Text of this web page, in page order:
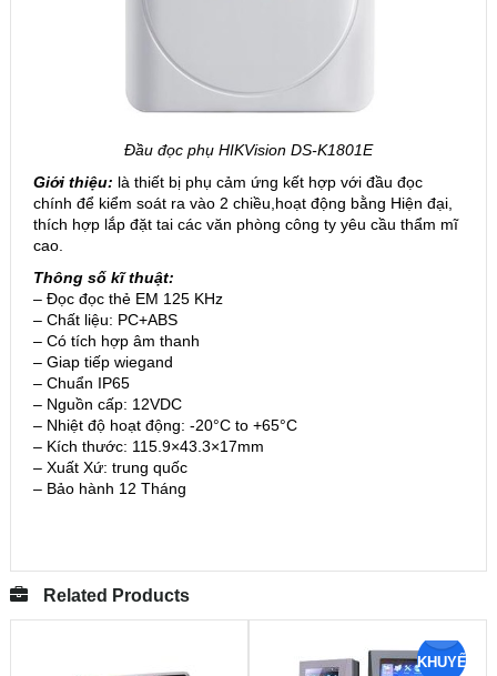
Đầu đọc phụ HIKVision DS-K1801E
Giới thiệu: là thiết bị phụ cảm ứng kết hợp với đầu đọc
chính để kiểm soát ra vào 2 chiều,hoạt động bằng Hiện đại,
thích hợp lắp đặt tai các văn phòng công ty yêu cầu thẩm mĩ
cao.
Thông số kĩ thuật:
– Đọc đọc thẻ EM 125 KHz
– Chất liệu: PC+ABS
– Có tích hợp âm thanh
– Giap tiếp wiegand
– Chuẩn IP65
– Nguồn cấp: 12VDC
– Nhiệt độ hoạt động: -20°C to +65°C
– Kích thước: 115.9×43.3×17mm
– Xuất Xứ: trung quốc
– Bảo hành 12 Tháng
Related Products
KHUYẾN